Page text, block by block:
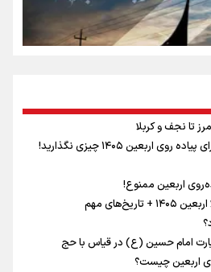
دلم ماند
شهید به فضای مجازی
در اندیشه رهبر شهید: از تضاد به
برای پیاده روی اربعین
اربعین ۱۴۰۵ چیزی نگذارید!
اربعین ممنوع!
مهم
امام حسین (ع) در قیاس با حج
اربعین چیست؟